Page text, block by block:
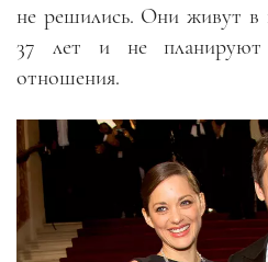
не решились. Они живут в
37 лет и не планируют
отношения.